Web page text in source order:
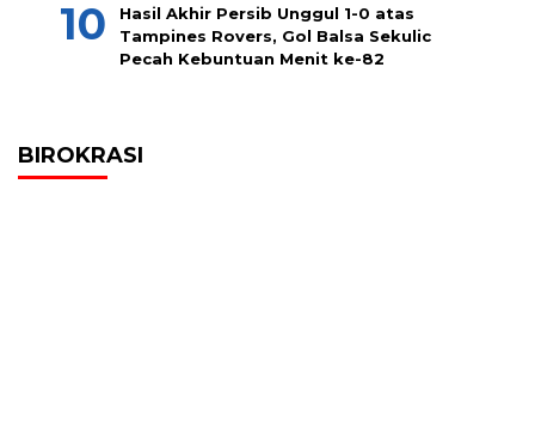
Hasil Akhir Persib Unggul 1-0 atas
Tampines Rovers, Gol Balsa Sekulic
Pecah Kebuntuan Menit ke-82
BIROKRASI